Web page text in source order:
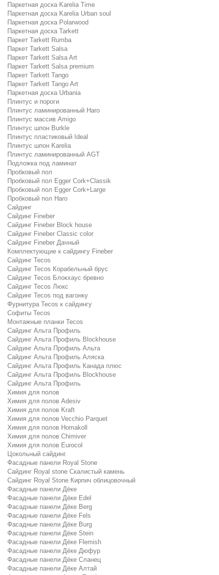
Паркетная доска Karelia Time
Паркетная доска Karelia Urban soul
Паркетная доска Polarwood
Паркетная доска Tarkett
Паркет Tarkett Rumba
Паркет Tarkett Salsa
Паркет Tarkett Salsa Art
Паркет Tarkett Salsa premium
Паркет Tarkett Tango
Паркет Tarkett Tango Art
Паркетная доска Urbania
Плинтус и пороги
Плинтус ламинированный Haro
Плинтус массив Amigo
Плинтус шпон Burkle
Плинтус пластиковый Ideal
Плинтус шпон Karelia
Плинтус ламинированный AGT
Подложка под ламинат
Пробковый пол
Пробковый пол Egger Cork+Classik
Пробковый пол Egger Cork+Large
Пробковый пол Haro
Сайдинг
Сайдинг Fineber
Сайдинг Fineber Block house
Сайдинг Fineber Classic color
Сайдинг Fineber Дачный
Комплектующие к сайдингу Fineber
Сайдинг Tecos
Сайдинг Tecos Корабельный брус
Сайдинг Tecos Блокхаус бревно
Сайдинг Tecos Люкс
Сайдинг Tecos под вагонку
Фурнитура Tecos к сайдингу
Софиты Tecos
Монтажные планки Tecos
Сайдинг Альта Профиль
Сайдинг Альта Профиль Blockhouse
Сайдинг Альта Профиль Альта
Сайдинг Альта Профиль Аляска
Сайдинг Альта Профиль Канада плюс
Сайдинг Альта Профиль Blockhouse
Сайдинг Альта Профиль
Химия для полов
Химия для полов Adesiv
Химия для полов Kraft
Химия для полов Vecchio Parquet
Химия для полов Homakoll
Химия для полов Chimiver
Химия для полов Eurocol
Цокольный сайдинг.
Фасадные панели Royal Stone
Сайдинг Royal stone Скалистый камень
Сайдинг Royal Stone Кирпич облицовочный
Фасадные панели Дёке
Фасадные панели Дёке Edel
Фасадные панели Дёке Berg
Фасадные панели Дёке Fels
Фасадные панели Дёке Burg
Фасадные панели Дёке Stein
Фасадные панели Дёке Flemish
Фасадные панели Дёке Дюфур
Фасадные панели Дёке Сланец
Фасадные панели Дёке Алтай